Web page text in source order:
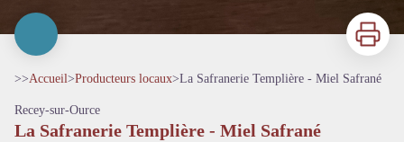
Imprimer
>>Accueil>Producteurs locaux>La Safranerie Templière - Miel Safrané
Recey-sur-Ource
La Safranerie Templière - Miel Safrané